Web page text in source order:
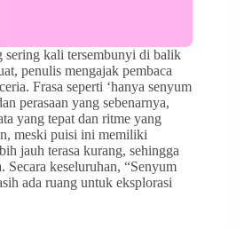
sering kali tersembunyi di balik
penulis mengajak pembaca
Frasa seperti ‘hanya senyum
perasaan yang sebenarnya,
yang tepat dan ritme yang
meski puisi ini memiliki
jauh terasa kurang, sehingga
Secara keseluruhan, “Senyum
ada ruang untuk eksplorasi